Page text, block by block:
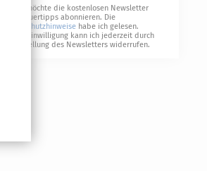
Ja, ich möchte die kostenlosen Newsletter
von Steuertipps abonnieren. Die
Datenschutzhinweise habe ich gelesen.
Meine Einwilligung kann ich jederzeit durch
Abbestellung des Newsletters widerrufen.